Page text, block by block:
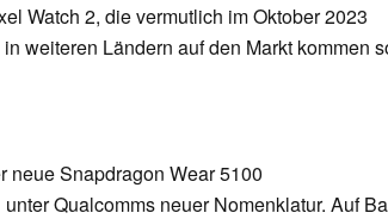
Watch 2, die vermutlich im Oktober 2023
weiteren Ländern auf den Markt kommen
neue Snapdragon Wear 5100
unter Qualcomms neuer Nomenklatur. Auf